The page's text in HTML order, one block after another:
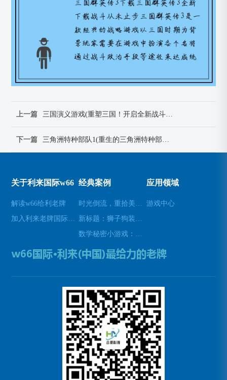
上一篇
下一篇
关于利来国际w66
解读w66给利老牌
经典案例 应用领域
游戏中心